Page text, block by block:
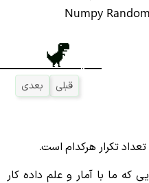
Numpy
قبلی بعدی
تکرار هرکدام است.
ما با آمار و علم داده کار